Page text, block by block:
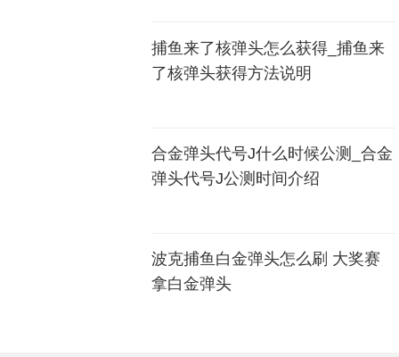
捕鱼来了核弹头怎么获得_捕鱼来
了核弹头获得方法说明
合金弹头代号J什么时候公测_合金
弹头代号J公测时间介绍
波克捕鱼白金弹头怎么刷 大奖赛
拿白金弹头